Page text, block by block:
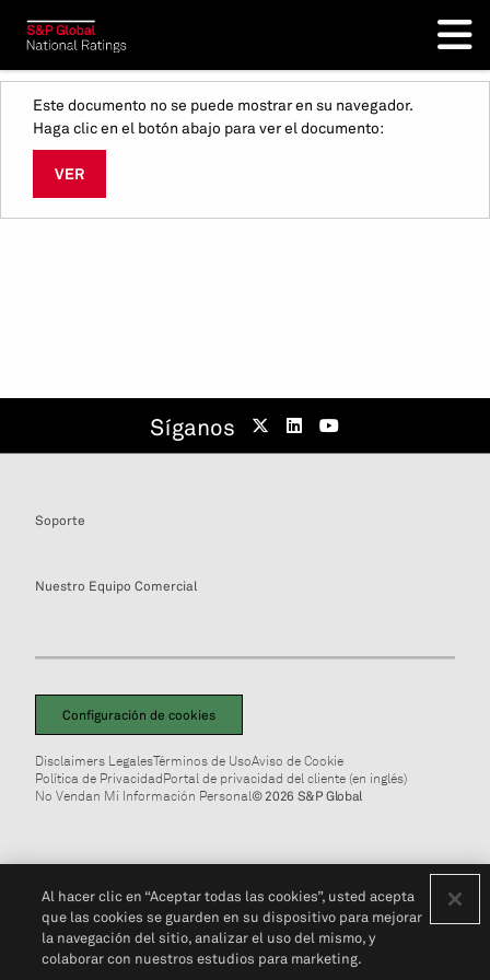
Este documento no se puede mostrar en su navegador.
Haga clic en el botón abajo para ver el documento:
VER
Síganos
Soporte
Nuestro Equipo Comercial
Configuración de cookies
Disclaimers LegalesTérminos de UsoAviso de Cookie
Política de PrivacidadPortal de privacidad del cliente (en inglés)
No Vendan Mi Información Personal© 2026 S&P Global
Al hacer clic en “Aceptar todas las cookies”, usted acepta
que las cookies se guarden en su dispositivo para mejorar
la navegación del sitio, analizar el uso del mismo, y
colaborar con nuestros estudios para marketing.